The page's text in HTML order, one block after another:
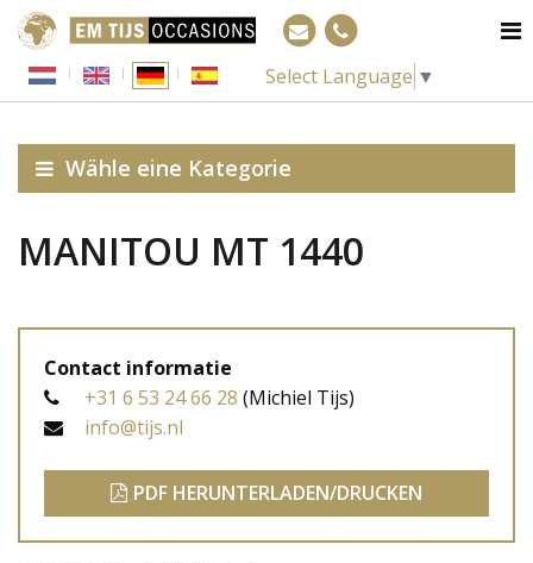
Select Language ▼
Wähle eine Kategorie
MANITOU MT 1440
Contact informatie
+31 6 53 24 66 28 (Michiel Tijs)
info@tijs.nl
PDF HERUNTERLADEN/DRUCKEN